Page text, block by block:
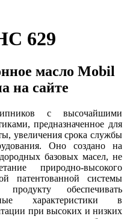
629
масло Mobil
на сайте
с высочайшими
предназначенное для
увеличения срока службы
Оно создано на
базовых масел, не
природно-высокого
патентованной системы
обеспечивать
характеристики в
при высоких и низких